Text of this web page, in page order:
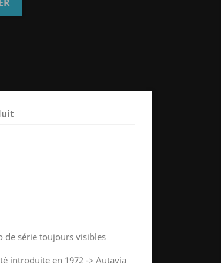
de série toujours visibles
introduite en 1972 -> Autavia